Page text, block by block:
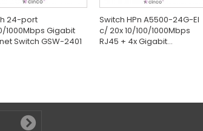
24-port
1000Mbps Gigabit
Switch GSW-2401
Switch HPn A5500-24G-EI
c/ 20x 10/100/1000Mbps
RJ45 + 4x Gigabit...